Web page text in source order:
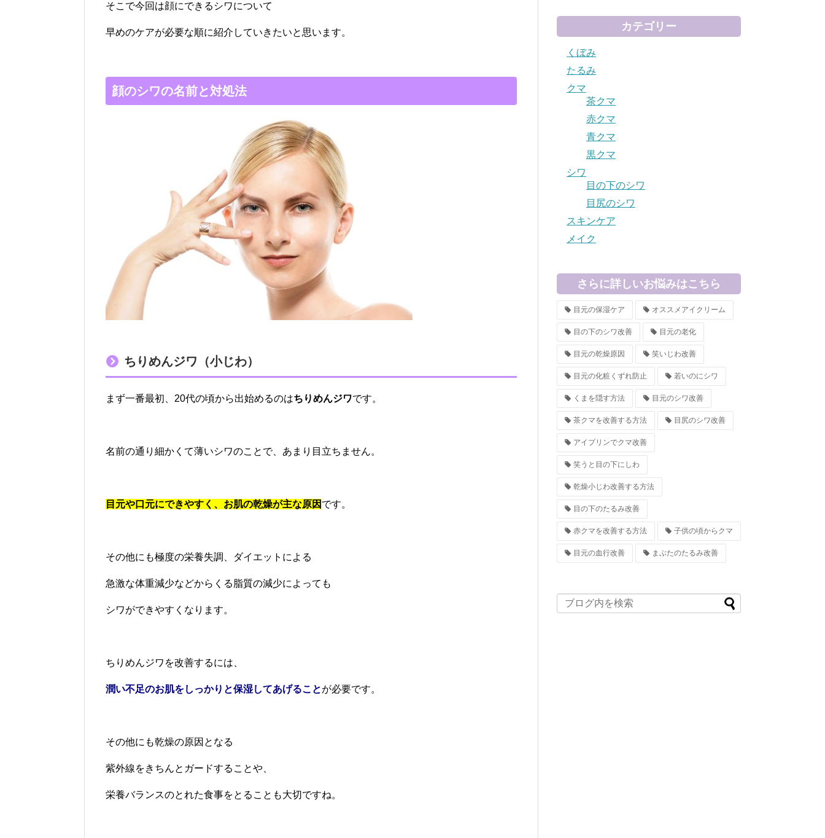
そこで今回は顔にできるシワについて
早めのケアが必要な順に紹介していきたいと思います。
顔のシワの名前と対処法
ちりめんジワ（小じわ）
まず一番最初、20代の頃から出始めるのはちりめんジワです。
名前の通り細かくて薄いシワのことで、あまり目立ちません。
目元や口元にできやすく、お肌の乾燥が主な原因 です。
その他にも極度の栄養失調、ダイエットによる
急激な体重減少などからくる脂質の減少によっても
シワができやすくなります。
ちりめんジワを改善するには、
潤い不足のお肌をしっかりと保湿してあげることが必要です。
その他にも乾燥の原因となる
紫外線をきちんとガードすることや、
栄養バランスのとれた食事をとることも大切ですね。
カテゴリー
くぼみ
たるみ
クマ
茶クマ
赤クマ
青クマ
黒クマ
シワ
目の下のシワ
目尻のシワ
スキンケア
メイク
さらに詳しいお悩みはこちら
目元の保湿ケア オススメアイクリーム
目の下のシワ改善 目元の老化
目元の乾燥原因 笑いじわ改善
目元の化粧くずれ防止 若いのにシワ
くまを隠す方法 目元のシワ改善
茶クマを改善する方法 目尻のシワ改善
アイプリンでクマ改善
笑うと目の下にしわ
乾燥小じわ改善する方法
目の下のたるみ改善
赤クマを改善する方法 子供の頃からクマ
目元の血行改善 まぶたのたるみ改善